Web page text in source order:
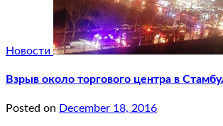
Новости
Взрыв около торгового центра в
Posted on December 18, 2016